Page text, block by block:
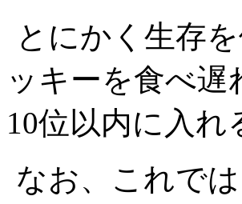
とにかく生存
ッキーを食べ
10位以内に入れ
なお、これで